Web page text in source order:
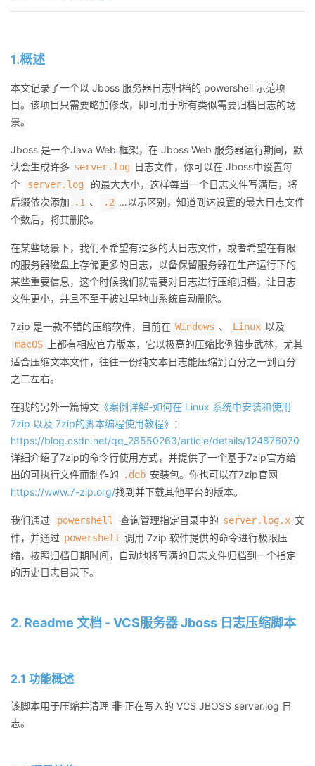
1.概述
本文记录了一个以 Jboss 服务器日志归档的 powershell 示范项
目。该项目只需要略加修改，即可用于所有类似需要归档日志的场
景。
Jboss 是一个Java Web 框架，在 Jboss Web 服务器运行期间，默
认会生成许多 server.log 日志文件，你可以在 Jboss中设置每
个
server.log
的最大大小，这样每当一个日志文件写满后，将
后缀依次添加
.1 、 .2 …以示区别，知道到达设置的最大日志文件
个数后，将其删除。
在某些场景下，我们不希望有过多的大日志文件，或者希望在有限
的服务器磁盘上存储更多的日志，以备保留服务器在生产运行下的
某些重要信息，这个时候我们就需要对日志进行压缩归档，让日志
文件更小，并且不至于被过早地由系统自动删除。
7zip 是一款不错的压缩软件，目前在 Windows 、 Linux 以及
macOS
上都有相应官方版本，它以极高的压缩比例独步武林，尤其
适合压缩文本文件，往往一份纯文本日志能压缩到百分之一到百分
之二左右。
在我的另外一篇博文 《案例详解-如何在 Linux 系统中安装和使用
7zip 以及 7zip的脚本编程使用教程》 ：
https://blog.csdn.net/qq_28550263/article/details/124876070
详细介绍了7zip的命令行使用方式，并提供了一个基于7zip官方给
出的可执行文件而制作的
.deb 安装包。你也可以在7zip官网
https://www.7-zip.org/找到并下载其他平台的版本。
我们通过 powershell 查询管理指定目录中的 server.log.x 文
件，并通过 powershell 调用 7zip 软件提供的命令进行极限压
缩，按照归档日期时间，自动地将写满的日志文件归档到一个指定
的历史日志目录下。
2. Readme 文档 - VCS服务器 Jboss 日志压缩脚本
2.1 功能概述
该脚本用于压缩并清理 非 正在写入的 VCS JBOSS server.log 日
志。